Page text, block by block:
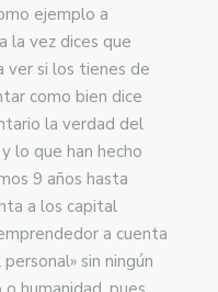
ejemplo a
la vez dices que
ver si los tienes de
como bien dice
la verdad del
lo que han hecho
9 años hasta
a los capital
a cuenta
sin ningún